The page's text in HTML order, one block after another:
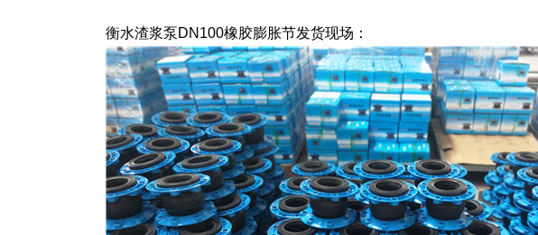
衡水渣浆泵DN100橡胶膨胀节发货现场：